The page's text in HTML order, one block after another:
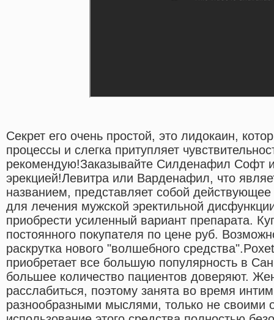
Секрет его очень простой, это лидокаин,
процессы и слегка притупляет
рекомендую!Заказывайте Силденафил Софт
эрекцией!Левитра или Варденафил, что
названием, представляет собой
для лечения мужской эректильной
приобрести усиленный вариант препарата.
постоянного покупателя по цене руб.
раскрутка нового "волшебного
приобретает все большую популярность в
большее количество пациентов доверяют.
расслабиться, поэтому занята во время
разнообразными мыслями, только не своими